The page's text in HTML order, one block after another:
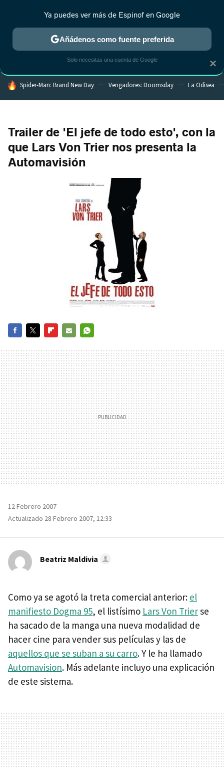
MENÚ NUEVO
ESTRENOS REALITY ANIME RANKINGS CINE
HOY SE HABLA DE
Spider-Man: Brand New Day Vengadores: Doomsday La Odisea
Trailer de 'El jefe de todo esto', con la
que Lars Von Trier nos presenta la
Automavisión
MAIL
12 Febrero 2007
Actualizado 28 Febrero 2007, 12:33
Beatriz Maldivia
Como ya se agotó la treta comercial anterior: el
manifiesto Dogma 95, el listísimo Lars Von Trierse
ha sacado de la manga una nueva modalidad de
hacer cine para vender sus películas y las de
aquellos que se suban a su carro. Y le ha llamado
Automavision. Más adelante incluyo una explicación
de este sistema.
×
Ya puedes ver más de Espinof en Google
Añádenos como fuente preferida
Solo necesitas una cuenta de Google